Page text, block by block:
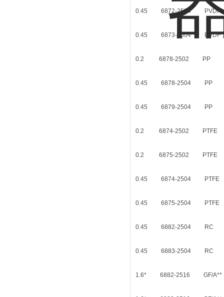
0.45 6872-2504
0.45 6873-2504
0.2 6878-2502
0.45 6878-2504
0.45 6879-2504
0.2 6874-2502
0.2 6875-2502
0.45 6874-2504
0.45 6875-2504
0.45 6882-2504
0.45 6883-2504
1.6* 6882-2516